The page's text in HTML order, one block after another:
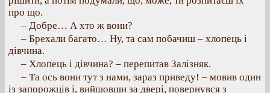
про що.
– Добре… А хто ж вони?
– Брехали багато… Ну, та сам побачиш – хлопець і
дівчина.
– Хлопець і дівчина? – перепитав Залізняк.
– Та ось вони тут з нами, зараз приведу! – мовив один
із запорожців і, вийшовши за двері, повернувся з